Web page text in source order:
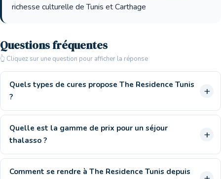
richesse culturelle de Tunis et Carthage
Questions fréquentes
👆 Cliquez sur une question pour afficher la réponse
Quels types de cures propose The Residence Tunis
?
Quelle est la gamme de prix pour un séjour
thalasso ?
Comment se rendre à The Residence Tunis depuis